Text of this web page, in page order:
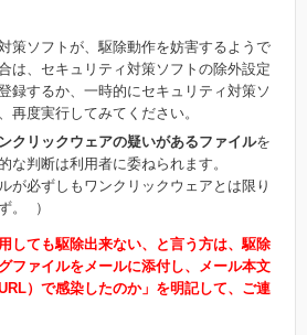
策ソフトが、駆除動作を妨害するようで
は、セキュリティ対策ソフトの除外設定
録するか、一時的にセキュリティ対策ソ
再度実行してみてください。
クリックウェアの疑いがあるファイルを
な判断は利用者に委ねられます。
が必ずしもワンクリックウェアとは限り
。 ）
しても駆除出来ない、と言う方は、駆除
ファイルをメールに添付し、メール本文
）で感染したのか」を明記して、ご連